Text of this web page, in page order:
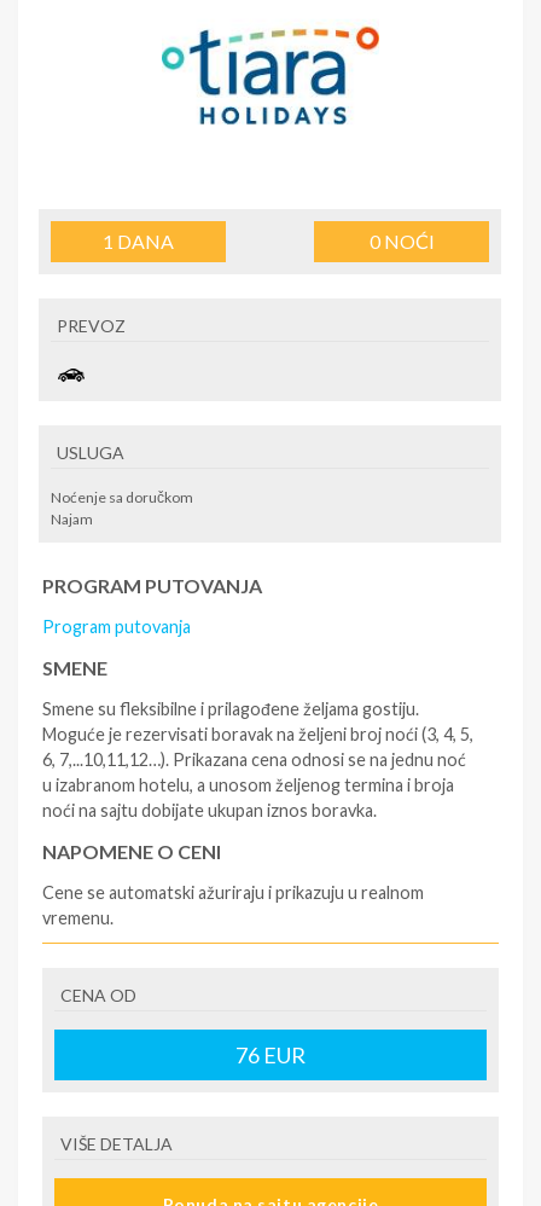
1 DANA 0NOĆI
PREVOZ
USLUGA
Noćenje sa doručkom
Najam
PROGRAM PUTOVANJA
Program putovanja
SMENE
Smene su fleksibilne i prilagođene željama gostiju.
Moguće je rezervisati boravak na željeni broj noći (3, 4, 5,
6, 7,...10,11,12…). Prikazana cena odnosi se na jednu noć
u izabranom hotelu, a unosom željenog termina i broja
noći na sajtu dobijate ukupan iznos boravka.
NAPOMENE O CENI
Cene se automatski ažuriraju i prikazuju u realnom
vremenu.
- rezervisane i potvrđene usluge u izabranoj smeštajnoj
jedinici prema opisu - korišćenje hotelskih sadržaja
prema opisu - uslugu rezervacije - organizaciju
putovanja
krizu) na destinaciji, plaćaju se na recepciji
CENA OD
76 EUR
VIŠE DETALJA